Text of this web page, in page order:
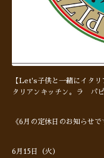
【Let's子供と一緒にイタ
タリアンキッチン。ラ パピ
《6月の定休日のお知らせで
6月15日（火）